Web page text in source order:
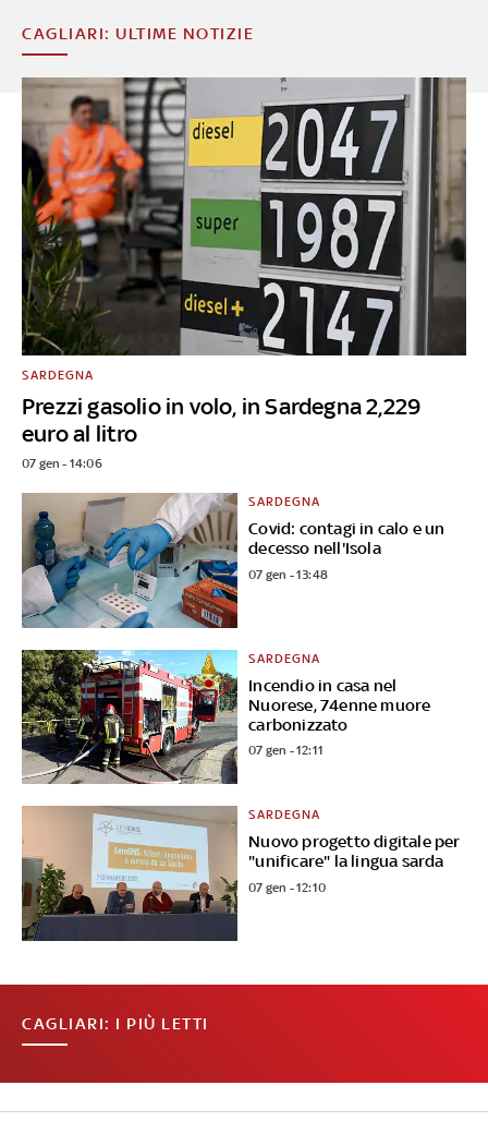
CAGLIARI: ULTIME NOTIZIE
Prezzi gasolio in volo, in Sardegna 2,229
euro al litro
SARDEGNA
07 gen - 14:06
Covid: contagi in calo e un
decesso nell'Isola
SARDEGNA
07 gen - 13:48
Incendio in casa nel
Nuorese, 74enne muore
carbonizzato
SARDEGNA
07 gen - 12:11
Nuovo progetto digitale per
"unificare" la lingua sarda
SARDEGNA
07 gen - 12:10
CAGLIARI: I PIÙ LETTI